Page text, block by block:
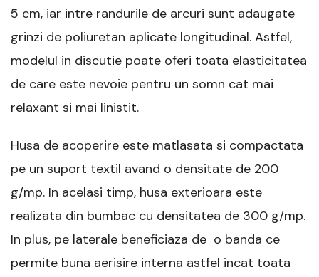
5 cm, iar intre randurile de arcuri sunt adaugate
grinzi de poliuretan aplicate longitudinal. Astfel,
modelul in discutie poate oferi toata elasticitatea
de care este nevoie pentru un somn cat mai
relaxant si mai linistit.
Husa de acoperire este matlasata si compactata
pe un suport textil avand o densitate de 200
g/mp. In acelasi timp, husa exterioara este
realizata din bumbac cu densitatea de 300 g/mp.
In plus, pe laterale beneficiaza de o banda ce
permite buna aerisire interna astfel incat toata